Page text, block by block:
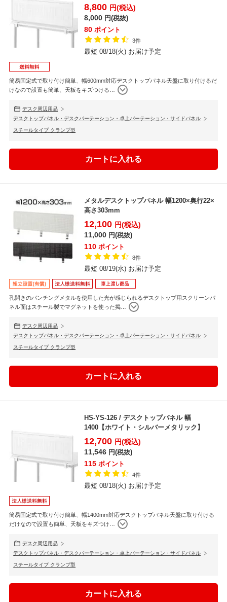
8,800 円(税込)
8,000 円(税抜)
80 ポイント
3件
最短 08/18(火) お届け予定
簡易固定式で取り付け簡単、幅600mm対応デスクトップパネル天盤に取り付けるだ
けなので設置も簡単、天板をキズつける
デスク周辺用品
デスクトップパネル・デスクパーテーション・卓上パーテーション・サイドパネル
スチールタイプ クランプ型
メタルデスクトップパネル 幅1200×奥行22×
高さ303mm
12,100 円(税込)
11,000 円(税抜)
110 ポイント
8件
最短 08/19(水) お届け予定
孔開きのパンチングメタルを使用した光が感じられるデスクトップ用スクリーンパ
ネル面はスチール製でマグネットを使った掲…
デスク周辺用品
デスクトップパネル・デスクパーテーション・卓上パーテーション・サイドパネル
スチールタイプ クランプ型
HS-YS-126 / デスクトップパネル 幅
1400【ホワイト・シルバーメタリック】
12,700 円(税込)
11,546 円(税抜)
115 ポイント
4件
最短 08/18(火) お届け予定
簡易固定式で取り付け簡単、幅1400mm対応デスクトップパネル天盤に取り付ける
だけなので設置も簡単、天板をキズつけ
デスク周辺用品
デスクトップパネル・デスクパーテーション・卓上パーテーション・サイドパネル
スチールタイプ クランプ型